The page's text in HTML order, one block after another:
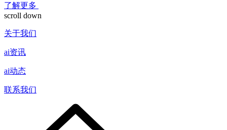
了解更多
scroll down
关于我们
ai资讯
ai动态
联系我们